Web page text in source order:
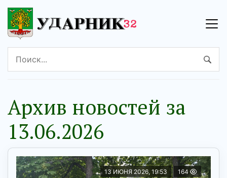
Архив новостей за
13.06.2026
13 ИЮНЯ 2026, 19:53 164